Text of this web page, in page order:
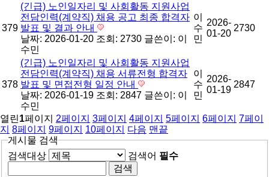
379
(긴급) 노인일자리 및 사회활동 지원사업
전담인력(계약직) 채용 공고 최종 합격자
발표 및 결과 안내
날짜: 2026-01-20 조회: 2730 글쓴이: 이
수민
이
수
민
2026-
01-20
2730
378
(긴급) 노인일자리 및 사회활동 지원사업
전담인력(계약직) 채용 서류전형 합격자
발표 및 면접전형 일정 안내
날짜: 2026-01-19 조회: 2847 글쓴이: 이
수민
이
수
민
2026-
01-19
2847
열린1페이지 2페이지 3페이지 4페이지 5페이지 6페이지 7페이
지 8페이지 9페이지 10페이지 다음 맨끝
게시물 검색
검색대상
검색어 필수